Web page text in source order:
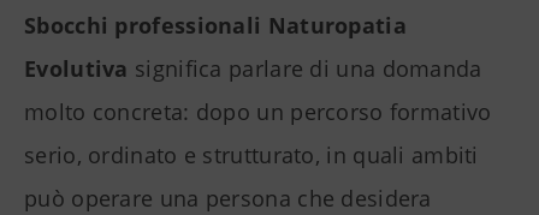
Sbocchi professionali Naturopatia
Evolutiva significa parlare di una domanda
molto concreta: dopo un percorso formativo
serio, ordinato e strutturato, in quali ambiti
può operare una persona che desidera